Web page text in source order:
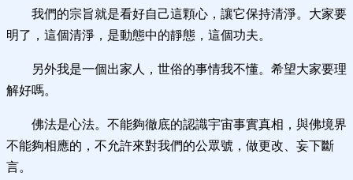
我們的宗旨就是看好自己這顆心，讓它保持清淨。大家要
明了，這個清淨，是動態中的靜態，這個功夫。
另外我是一個出家人，世俗的事情我不懂。希望大家要理
解好嗎。
佛法是心法。不能夠徹底的認識宇宙事實真相，與佛境界
不能夠相應的，不允許來對我們的公眾號，做更改、妄下斷
言。